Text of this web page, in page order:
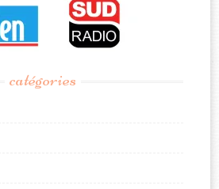
catégories